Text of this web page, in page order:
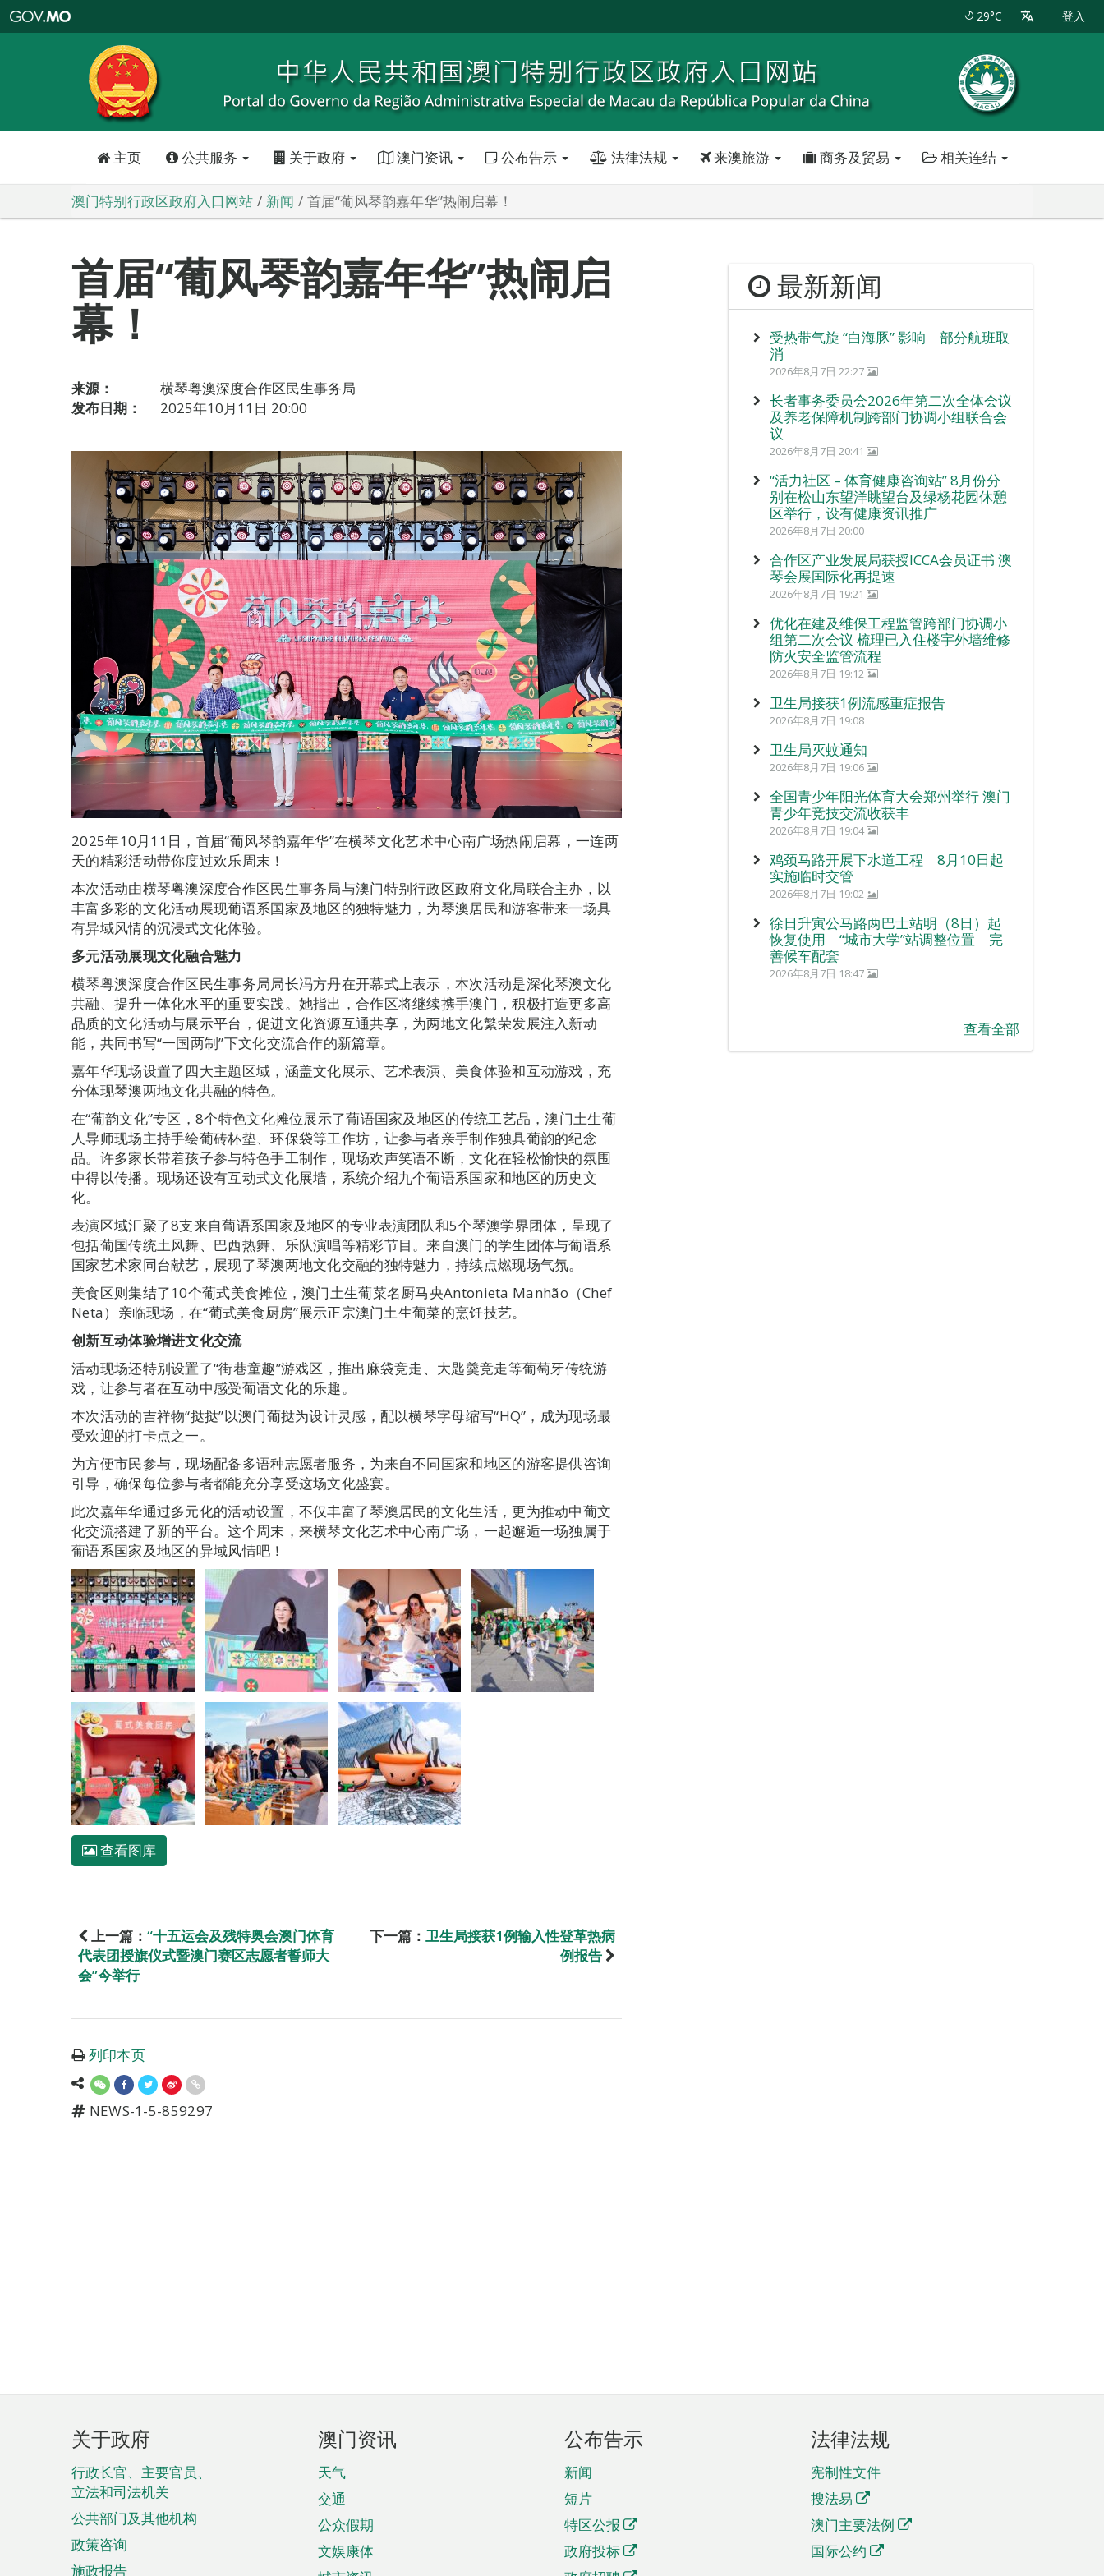
特
政
区
政
口
29°C 登入
主页 公共服务 关于政府 澳门资讯 公布告示 法律法规 来澳旅游 商务及贸易 相关连结
澳门特别行政区政府入口网站 新闻 首届“葡风琴韵嘉年华”热闹启幕！
首届“葡风琴韵嘉年华”热闹启
幕！
来源：
横琴粤澳深度合作区民生事务局
发布日期：
2025年10月11日 20:00
2025年10月11日，首届“葡风琴韵嘉年华”在横琴文化艺术中心南广场热闹启幕，一连两
天的精彩活动带你度过欢乐周末！
本次活动由横琴粤澳深度合作区民生事务局与澳门特别行政区政府文化局联合主办，以
丰富多彩的文化活动展现葡语系国家及地区的独特魅力，为琴澳居民和游客带来一场具
有异域风情的沉浸式文化体验。
多元活动展现文化融合魅力
横琴粤澳深度合作区民生事务局局长冯方丹在开幕式上表示，本次活动是深化琴澳文化
共融、提升一体化水平的重要实践。她指出，合作区将继续携手澳门，积极打造更多高
品质的文化活动与展示平台，促进文化资源互通共享，为两地文化繁荣发展注入新动
能，共同书写“一国两制”下文化交流合作的新篇章。
嘉年华现场设置了四大主题区域，涵盖文化展示、艺术表演、美食体验和互动游戏，充
分体现琴澳两地文化共融的特色。
在“葡韵文化”专区，8个特色文化摊位展示了葡语国家及地区的传统工艺品，澳门土生葡
人导师现场主持手绘葡砖杯垫、环保袋等工作坊，让参与者亲手制作独具葡韵的纪念
品。许多家长带着孩子参与特色手工制作，现场欢声笑语不断，文化在轻松愉快的氛围
中得以传播。现场还设有互动式文化展墙，系统介绍九个葡语系国家和地区的历史文
化。
表演区域汇聚了8支来自葡语系国家及地区的专业表演团队和5个琴澳学界团体，呈现了
包括葡国传统土风舞、巴西热舞、乐队演唱等精彩节目。来自澳门的学生团体与葡语系
国家艺术家同台献艺，展现了琴澳两地文化交融的独特魅力，持续点燃现场气氛。
美食区则集结了10个葡式美食摊位，澳门土生葡菜名厨马央Antonieta Manhão（Chef
Neta）亲临现场，在“葡式美食厨房”展示正宗澳门土生葡菜的烹饪技艺。
创新互动体验增进文化交流
活动现场还特别设置了“街巷童趣”游戏区，推出麻袋竞走、大匙羹竞走等葡萄牙传统游
戏，让参与者在互动中感受葡语文化的乐趣。
本次活动的吉祥物“挞挞”以澳门葡挞为设计灵感，配以横琴字母缩写“HQ”，成为现场最
受欢迎的打卡点之一。
为方便市民参与，现场配备多语种志愿者服务，为来自不同国家和地区的游客提供咨询
引导，确保每位参与者都能充分享受这场文化盛宴。
此次嘉年华通过多元化的活动设置，不仅丰富了琴澳居民的文化生活，更为推动中葡文
化交流搭建了新的平台。这个周末，来横琴文化艺术中心南广场，一起邂逅一场独属于
葡语系国家及地区的异域风情吧！
查看图库
上一篇： “十五运会及残特奥会澳门体育
代表团授旗仪式暨澳门赛区志愿者誓师大
会”今举行
下一篇： 卫生局接获1例输入性登革热病
例报告
列印本页
NEWS-1-5-859297
最新新闻
受热带气旋 “白海豚” 影响 部分航班取
消
2026年8月7日 22:27
长者事务委员会2026年第二次全体会议
及养老保障机制跨部门协调小组联合会
议
2026年8月7日 20:41
“活力社区 – 体育健康咨询站” 8月份分
别在松山东望洋眺望台及绿杨花园休憩
区举行，设有健康资讯推广
2026年8月7日 20:00
合作区产业发展局获授ICCA会员证书 澳
琴会展国际化再提速
2026年8月7日 19:21
优化在建及维保工程监管跨部门协调小
组第二次会议 梳理已入住楼宇外墙维修
防火安全监管流程
2026年8月7日 19:12
卫生局接获1例流感重症报告
2026年8月7日 19:08
卫生局灭蚊通知
2026年8月7日 19:06
全国青少年阳光体育大会郑州举行 澳门
青少年竞技交流收获丰
2026年8月7日 19:04
鸡颈马路开展下水道工程 8月10日起
实施临时交管
2026年8月7日 19:02
徐日升寅公马路两巴士站明（8日）起
恢复使用 “城市大学”站调整位置 完
善候车配套
2026年8月7日 18:47
查看全部
页
脚
菜
单
关于政府
行政长官、主要官员、
立法和司法机关
公共部门及其他机构
政策咨询
施政报告
澳门资讯
天气
交通
公众假期
文娱康体
公布告示
新闻
短片
特区公报
政府投标
法律法规
宪制性文件
搜法易
澳门主要法例
国际公约